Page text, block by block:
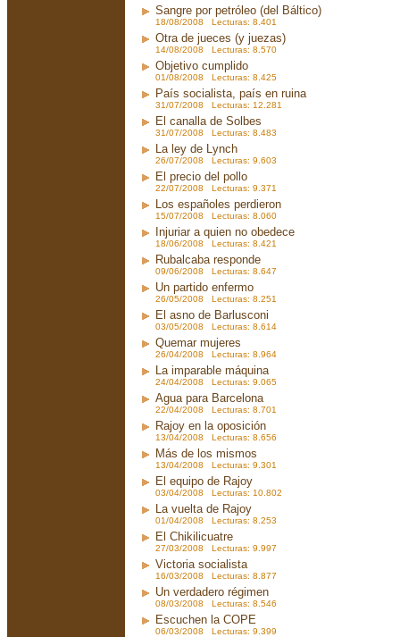
Sangre por petróleo (del Báltico)
18/08/2008 Lecturas: 8.401
Otra de jueces (y juezas)
14/08/2008 Lecturas: 8.570
Objetivo cumplido
01/08/2008 Lecturas: 8.425
País socialista, país en ruina
31/07/2008 Lecturas: 12.281
El canalla de Solbes
31/07/2008 Lecturas: 8.483
La ley de Lynch
26/07/2008 Lecturas: 9.603
El precio del pollo
22/07/2008 Lecturas: 9.371
Los españoles perdieron
15/07/2008 Lecturas: 8.060
Injuriar a quien no obedece
18/06/2008 Lecturas: 8.421
Rubalcaba responde
09/06/2008 Lecturas: 8.647
Un partido enfermo
26/05/2008 Lecturas: 8.251
El asno de Barlusconi
03/05/2008 Lecturas: 8.614
Quemar mujeres
26/04/2008 Lecturas: 8.964
La imparable máquina
24/04/2008 Lecturas: 9.065
Agua para Barcelona
22/04/2008 Lecturas: 8.701
Rajoy en la oposición
13/04/2008 Lecturas: 8.656
Más de los mismos
13/04/2008 Lecturas: 9.301
El equipo de Rajoy
03/04/2008 Lecturas: 10.802
La vuelta de Rajoy
01/04/2008 Lecturas: 8.253
El Chikilicuatre
27/03/2008 Lecturas: 9.997
Victoria socialista
16/03/2008 Lecturas: 8.877
Un verdadero régimen
08/03/2008 Lecturas: 8.546
Escuchen la COPE
06/03/2008 Lecturas: 9.399